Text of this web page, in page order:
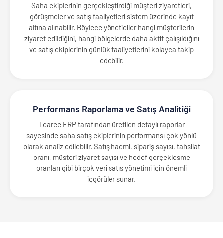
Saha ekiplerinin gerçekleştirdiği müşteri ziyaretleri,
görüşmeler ve satış faaliyetleri sistem üzerinde kayıt
altına alınabilir. Böylece yöneticiler hangi müşterilerin
ziyaret edildiğini, hangi bölgelerde daha aktif çalışıldığını
ve satış ekiplerinin günlük faaliyetlerini kolayca takip
edebilir.
Performans Raporlama ve Satış Analitiği
Tcaree ERP tarafından üretilen detaylı raporlar
sayesinde saha satış ekiplerinin performansı çok yönlü
olarak analiz edilebilir. Satış hacmi, sipariş sayısı, tahsilat
oranı, müşteri ziyaret sayısı ve hedef gerçekleşme
oranları gibi birçok veri satış yönetimi için önemli
içgörüler sunar.